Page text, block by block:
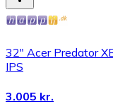
32" Acer Predator
IPS
3.005 kr.